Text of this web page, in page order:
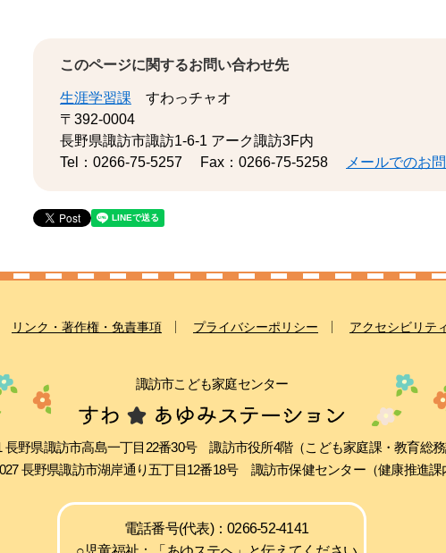
このページに関するお問い合わせ先
生涯学習課
すわっチャオ
〒392-0004
長野県諏訪市諏訪1-6-1 アーク諏訪3F内
Tel：0266-75-5257
Fax：0266-75-5258 メールでのお
リンク・著作権・免責事項 プライバシーポリシー アクセシビリティ
諏訪市こども家庭センター
長野県諏訪市高島一丁目22番30号 諏訪市役所4階（こども家庭課・教育総務
長野県諏訪市湖岸通り五丁目12番18号 諏訪市保健センター（健康推進課
電話番号(代表)：0266-52-4141